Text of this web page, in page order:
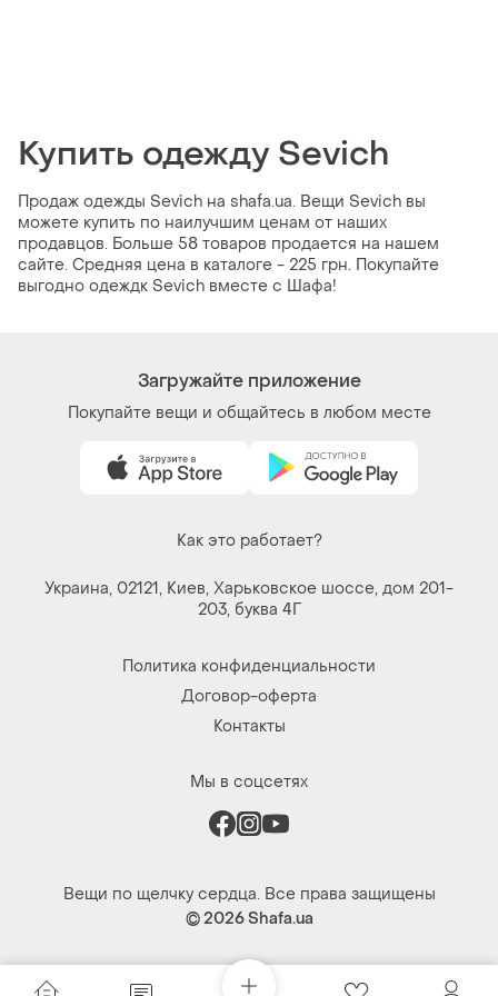
Купить одежду Sevich
Продаж одежды Sevich на shafa.ua. Вещи Sevich вы
можете купить по наилучшим ценам от наших
продавцов. Больше 58 товаров продается на нашем
сайте. Средняя цена в каталоге - 225 грн. Покупайте
выгодно одеждк Sevich вместе с Шафа!
Загружайте приложение
Покупайте вещи и общайтесь в любом месте
Как это работает?
Украина, 02121, Киев, Харьковское шоссе, дом 201-
203, буква 4Г
Политика конфиденциальности
Договор-оферта
Контакты
Мы в соцсетях
Вещи по щелчку сердца. Все права защищены
© 2026Shafa.ua